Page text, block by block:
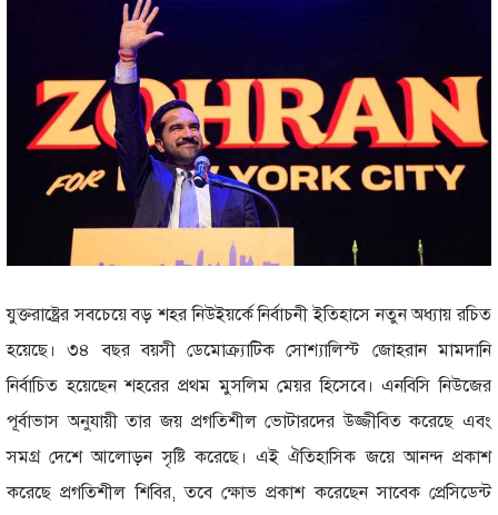
যুক্তরাষ্ট্রের সবচেয়ে বড় শহর নিউইয়র্কে নির্বাচনী ইতিহাসে নতুন অধ্যায় রচিত
হয়েছে। ৩৪ বছর বয়সী ডেমোক্র্যাটিক সোশ্যালিস্ট জোহরান মামদানি
নির্বাচিত হয়েছেন শহরের প্রথম মুসলিম মেয়র হিসেবে। এনবিসি নিউজের
পূর্বাভাস অনুযায়ী তার জয় প্রগতিশীল ভোটারদের উজ্জীবিত করেছে এবং
সমগ্র দেশে আলোড়ন সৃষ্টি করেছে। এই ঐতিহাসিক জয়ে আনন্দ প্রকাশ
করেছে প্রগতিশীল শিবির, তবে ক্ষোভ প্রকাশ করেছেন সাবেক প্রেসিডেন্ট